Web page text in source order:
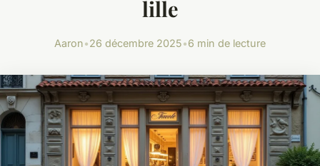
lille
Aaron•26 décembre 2025•6 min de lecture